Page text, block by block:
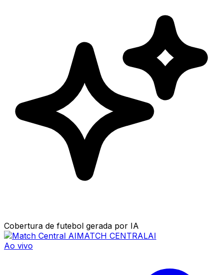
Cobertura de futebol gerada por IA
MATCH CENTRALAI
Ao vivo